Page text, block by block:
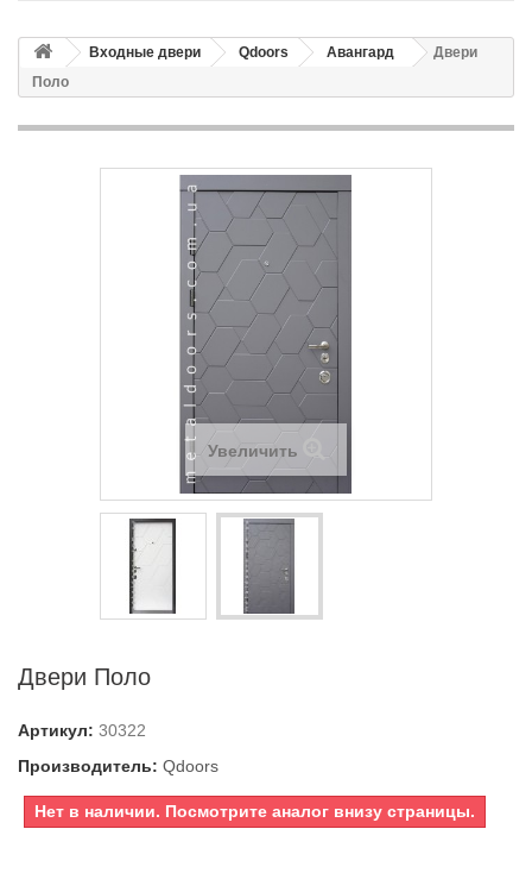
Входные двери Qdoors Авангард
Двери
Поло
Увеличить
Двери Поло
Артикул: 30322
Производитель: Qdoors
Нет в наличии. Посмотрите аналог внизу страницы.